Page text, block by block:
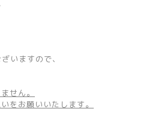
いますので、
せん。
をお願いいたします。